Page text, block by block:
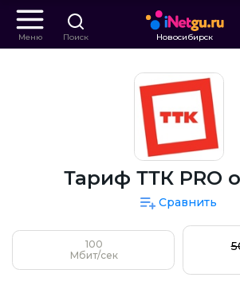
Меню Поиск Новосибирск
Тариф ТТК PRO
Сравнить
100
Мбит/сек